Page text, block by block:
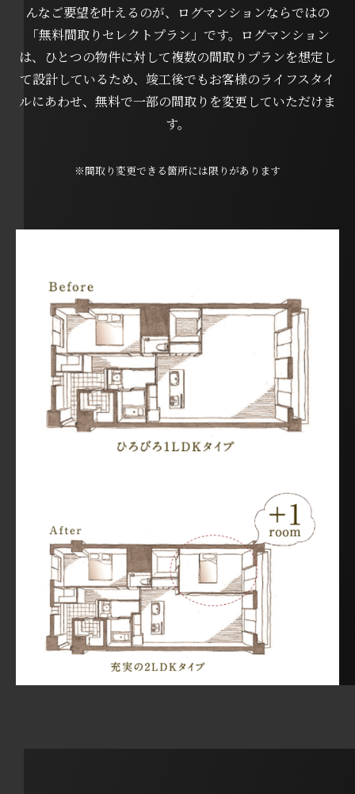
んなご要望を叶えるのが、ログマンションならではの
「無料間取りセレクトプラン」です。ログマンション
は、ひとつの物件に対して複数の間取りプランを想定し
て設計しているため、竣工後でもお客様のライフスタイ
ルにあわせ、無料で一部の間取りを変更していただけま
す。
※間取り変更できる箇所には限りがあります